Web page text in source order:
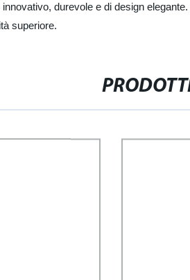
durevole e di design
superiore.